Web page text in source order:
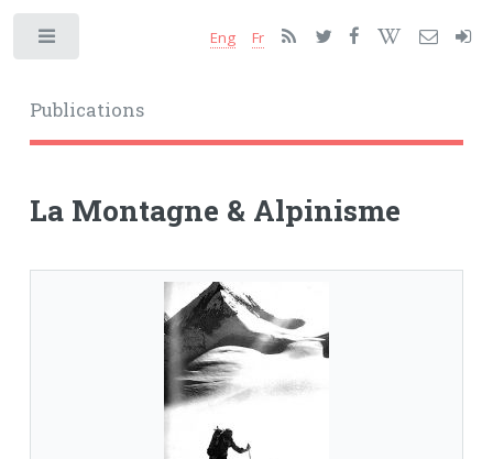
Publications
Eng Fr
La Montagne & Alpinisme